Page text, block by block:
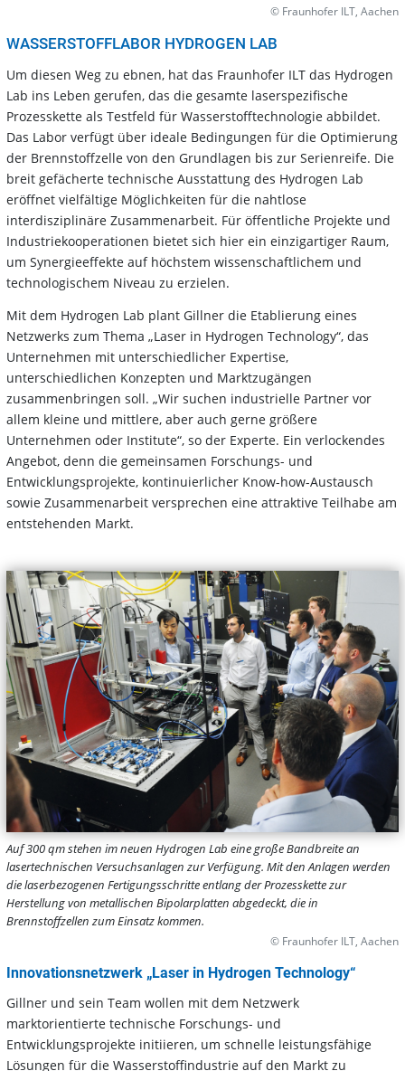
© Fraunhofer ILT, Aachen
WASSERSTOFFLABOR HYDROGEN LAB
Um diesen Weg zu ebnen, hat das Fraunhofer ILT das Hydrogen
Lab ins Leben gerufen, das die gesamte laserspezifische
Prozesskette als Testfeld für Wasserstofftechnologie abbildet.
Das Labor verfügt über ideale Bedingungen für die Optimierung
der Brennstoffzelle von den Grundlagen bis zur Serienreife. Die
breit gefächerte technische Ausstattung des Hydrogen Lab
eröffnet vielfältige Möglichkeiten für die nahtlose
interdisziplinäre Zusammenarbeit. Für öffentliche Projekte und
Industriekooperationen bietet sich hier ein einzigartiger Raum,
um Synergieeffekte auf höchstem wissenschaftlichem und
technologischem Niveau zu erzielen.
Mit dem Hydrogen Lab plant Gillner die Etablierung eines
Netzwerks zum Thema „Laser in Hydrogen Technology“, das
Unternehmen mit unterschiedlicher Expertise,
unterschiedlichen Konzepten und Marktzugängen
zusammenbringen soll. „Wir suchen industrielle Partner vor
allem kleine und mittlere, aber auch gerne größere
Unternehmen oder Institute“, so der Experte. Ein verlockendes
Angebot, denn die gemeinsamen Forschungs- und
Entwicklungsprojekte, kontinuierlicher Know-how-Austausch
sowie Zusammenarbeit versprechen eine attraktive Teilhabe am
entstehenden Markt.
Auf 300 qm stehen im neuen Hydrogen Lab eine große Bandbreite an
lasertechnischen Versuchsanlagen zur Verfügung. Mit den Anlagen werden
die laserbezogenen Fertigungsschritte entlang der Prozesskette zur
Herstellung von metallischen Bipolarplatten abgedeckt, die in
Brennstoffzellen zum Einsatz kommen.
© Fraunhofer ILT, Aachen
Innovationsnetzwerk „Laser in Hydrogen Technology“
Gillner und sein Team wollen mit dem Netzwerk
marktorientierte technische Forschungs- und
Entwicklungsprojekte initiieren, um schnelle leistungsfähige
Lösungen für die Wasserstoffindustrie auf den Markt zu